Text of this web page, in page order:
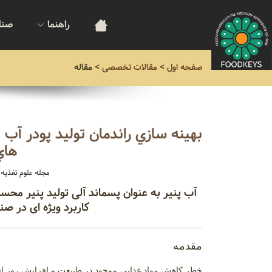
راهنما
صفحه اول> مقالات تخصصی>مقاله
بهینه سازي راندمان تولید پودر
مجله علوم
آب پنیر به عنوان پسماند آلی تولید پنیر
کاربرد ویژه ای در
مقدمه